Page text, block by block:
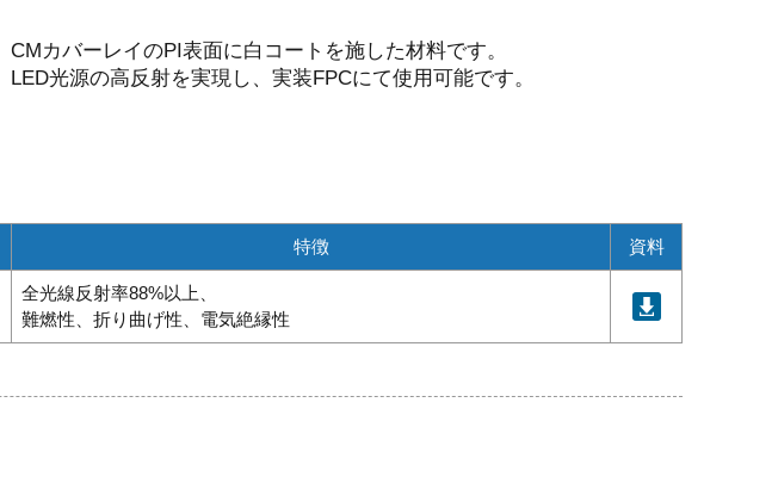
CMカバーレイのPI表面に白コートを施した材料です。
LED光源の高反射を実現し、実装FPCにて使用可能です。
特徴 資料
全光線反射率88%以上、
難燃性、折り曲げ性、電気絶縁性